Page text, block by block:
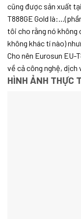
cũng được sản xuất
T888GE Gold
tôi cho rằng nó không
không khác tí nào)
Cho nên Eurosun EU-
về cả công nghệ, dịch
HÌNH ẢNH THỰC